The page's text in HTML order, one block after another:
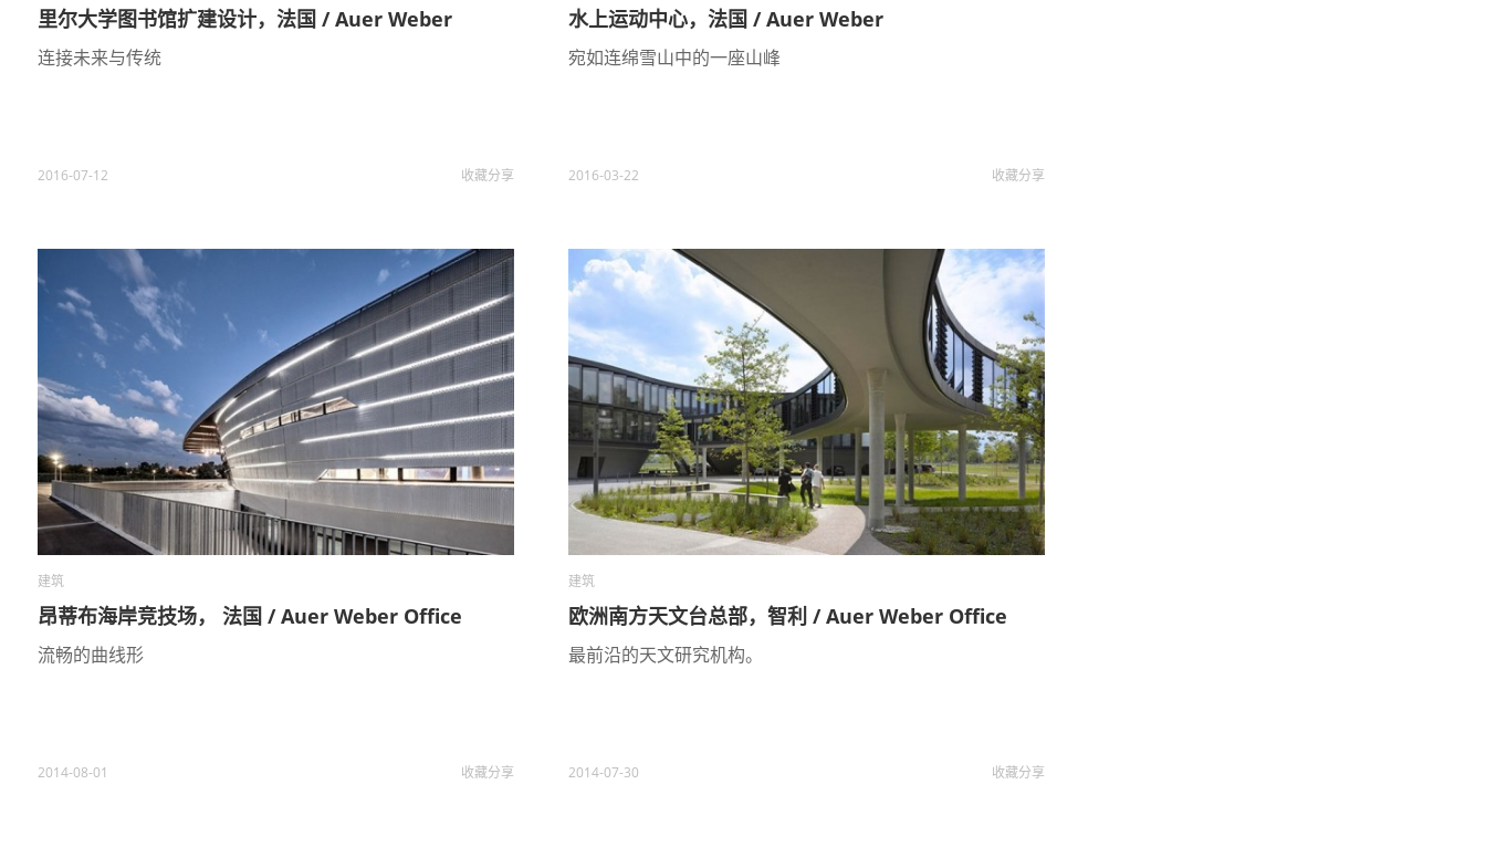
里尔大学图书馆扩建设计，法国 / Auer Weber
连接未来与传统
2016-07-12 收藏分享
水上运动中心，法国 / Auer Weber
宛如连绵雪山中的一座山峰
2016-03-22 收藏分享
建筑
昂蒂布海岸竞技场， 法国 / Auer Weber Office
流畅的曲线形
2014-08-01 收藏分享
建筑
欧洲南方天文台总部，智利 / Auer Weber Office
最前沿的天文研究机构。
2014-07-30 收藏分享